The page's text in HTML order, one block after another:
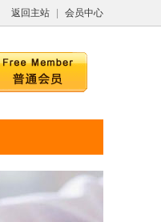
返回主站 会员中心